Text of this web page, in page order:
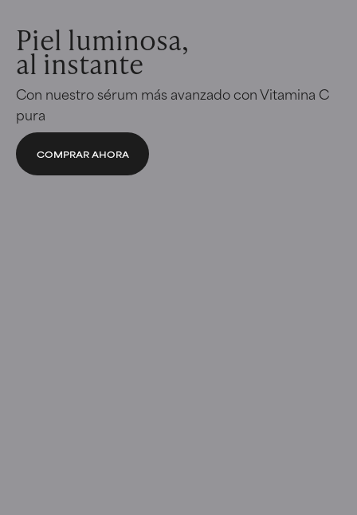
Piel luminosa,
al instante
Con nuestro sérum más avanzado con Vitamina C
pura
COMPRAR AHORA